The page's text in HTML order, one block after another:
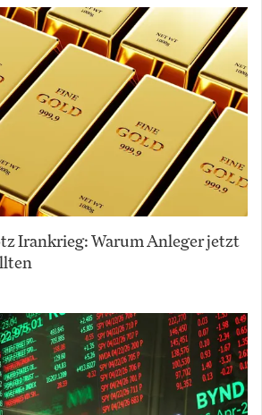
Irankrieg: Warum Anleger jetzt